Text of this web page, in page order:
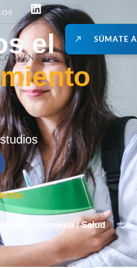
SÚMATE A
el
/ Ingeniería /Salud